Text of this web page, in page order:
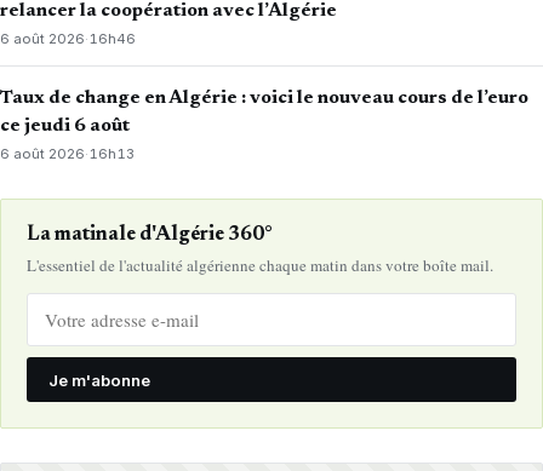
relancer la coopération avec l’Algérie
6 août 2026·16h46
Taux de change en Algérie : voici le nouveau cours de l’euro
ce jeudi 6 août
6 août 2026· 16h13
La matinale d'Algérie 360°
L'essentiel de l'actualité algérienne chaque matin dans votre boîte mail.
Je m'abonne